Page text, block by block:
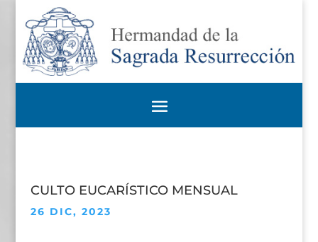
CULTO EUCARÍSTICO MENSUAL
26 DIC, 2023